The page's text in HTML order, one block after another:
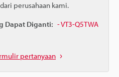
perusahaan kami.
Dapat Diganti: - VT3-Q5TWA
pertanyaan